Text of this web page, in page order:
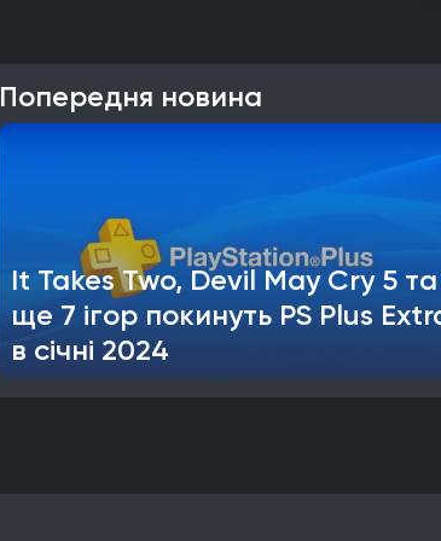
Попередня новина
It Takes Two, Devil May Cry 5 та
ще 7 ігор покинуть PS Plus
в січні 2024